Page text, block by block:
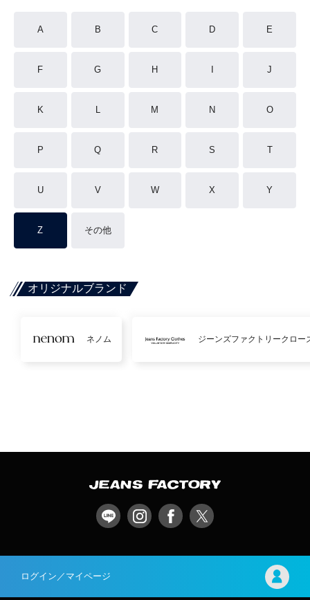
A B C D E
F G H J
K L M N O
P Q R S T
U V W X Y
Z その他
オリジナルブランド
ネノム ジーンズファクトリークロー
ログイン／マイページ